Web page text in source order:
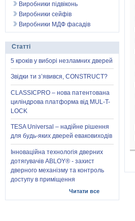
Виробники підвіконь
Виробники сейфів
Виробники МДФ фасадів
Статті
5 кроків у виборі незламних дверей
Звідки ти з’явився, CONSTRUCT?
CLASSICPRO – нова патентована
циліндрова платформа від MUL-T-
LOCK
TESA Universal – надійне рішення
для будь-яких дверей еваковиходів
Інноваційна технологія дверних
дотягувачів ABLOY® - захист
дверного механізму та контроль
доступу в приміщення
Читати все